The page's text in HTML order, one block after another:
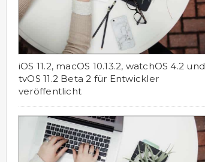
iOS 11.2, macOS 10.13.2, watchOS 4.2 und
tvOS 11.2 Beta 2 für Entwickler
veröffentlicht